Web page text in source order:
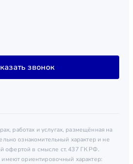
звонок
работах и услугах, размещённая на
ознакомительный характер и не
офертой в смысле ст. 437 ГК РФ.
ориентировочный характер: